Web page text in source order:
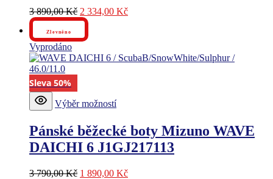
vybrat
3 890,00Kč Původní
cena
3
890,00 Kč.
2 334,00 KčAktuální
334,00 Kč.
Zlevněno
Vyprodáno
Sleva 50%
Výběr možnostíprodukt
více
variant.
Možnosti
vybrat
Pánské běžecké boty Mizuno WAVE
DAICHI 6 J1GJ217113
3 790,00Kč Původní
1 890,00 KčAktuální